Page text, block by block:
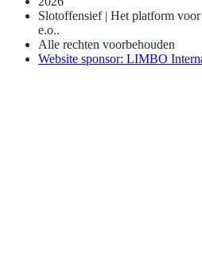
Slotoffensief | Het platform
e.o..
Alle rechten voorbehouden
Website sponsor: LIMBO